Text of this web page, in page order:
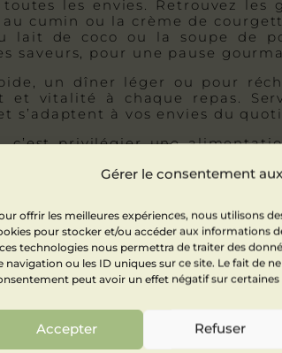
Gérer le consentement
offrir les meilleures expériences, nous utilisons
pour stocker et/ou accéder aux informations
technologies nous permettra de traiter des
navigation ou les ID uniques sur ce site. Le fait de
peut avoir un effet négatif sur
Accepter Refuser
les envies. Retrouvez les
cumin ou la crème de
lait de coco ou la soupe de
saveurs, pour une pause
un dîner léger ou pour
et vitalité à chaque repas.
s’adaptent à vos envies du
c’est privilégier une
de la saisonnalité.
et savoureux : commandez
cuisine authentique.